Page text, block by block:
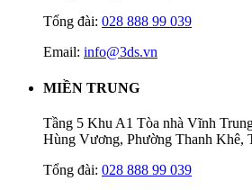
Tổng đài: 028 888 99 039
Email: info@3ds.vn
MIỀN TRUNG
Tầng 5 Khu A1 Tòa nhà Vĩnh
Hùng Vương, Phường Thanh Khê,
Tổng đài: 028 888 99 039